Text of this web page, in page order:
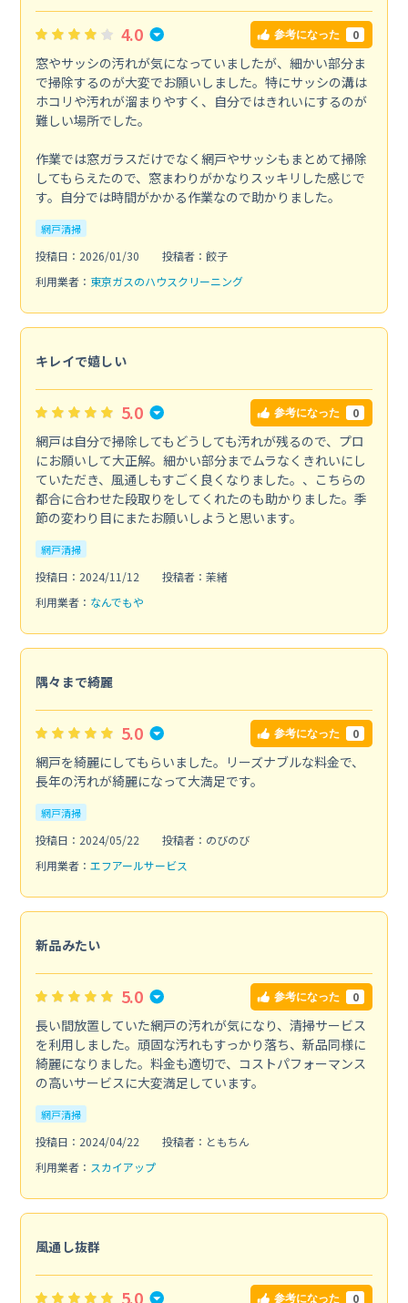
4.0 参考になった 0
窓やサッシの汚れが気になっていましたが、細かい部分ま
で掃除するのが大変でお願いしました。特にサッシの溝は
ホコリや汚れが溜まりやすく、自分ではきれいにするのが
難しい場所でした。
作業では窓ガラスだけでなく網戸やサッシもまとめて掃除
してもらえたので、窓まわりがかなりスッキリした感じで
す。自分では時間がかかる作業なので助かりました。
網戸清掃
投稿日：2026/01/30
投稿者：餃子
利用業者： 東京ガスのハウスクリーニング
キレイで嬉しい
5.0 参考になった 0
網戸は自分で掃除してもどうしても汚れが残るので、プロ
にお願いして大正解。細かい部分までムラなくきれいにし
ていただき、風通しもすごく良くなりました。、こちらの
都合に合わせた段取りをしてくれたのも助かりました。季
節の変わり目にまたお願いしようと思います。
網戸清掃
投稿日：2024/11/12
投稿者：茉緒
利用業者： なんでもや
隅々まで綺麗
5.0 参考になった 0
網戸を綺麗にしてもらいました。リーズナブルな料金で、
長年の汚れが綺麗になって大満足です。
網戸清掃
投稿日：2024/05/22
投稿者：のびのび
利用業者： エフアールサービス
新品みたい
5.0 参考になった 0
長い間放置していた網戸の汚れが気になり、清掃サービス
を利用しました。頑固な汚れもすっかり落ち、新品同様に
綺麗になりました。料金も適切で、コストパフォーマンス
の高いサービスに大変満足しています。
網戸清掃
投稿日：2024/04/22
投稿者：ともちん
利用業者： スカイアップ
風通し抜群
5.0 参考になった 0